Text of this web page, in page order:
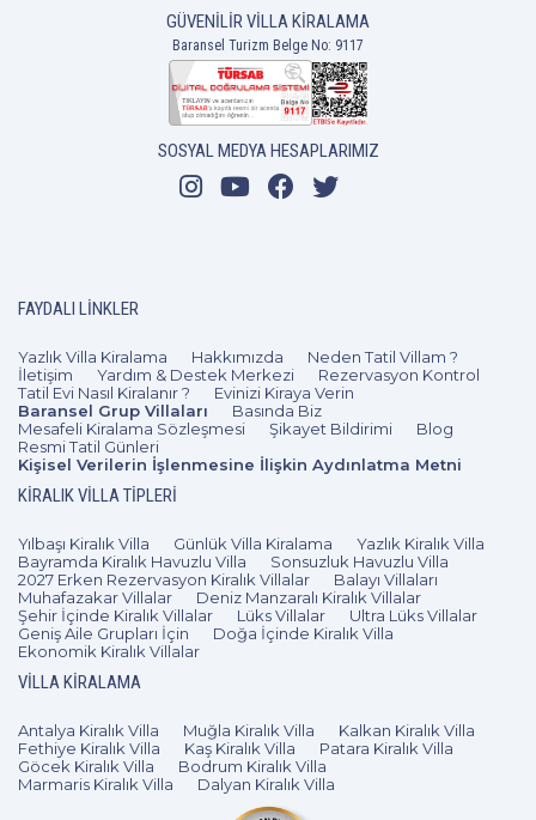
GÜVENILIR VILLA KIRALAMA
Baransel Turizm Belge No: 9117
SOSYAL MEDYA HESAPLARIMIZ
FAYDALI LINKLER
Yazlık Villa Kiralama Hakkımızda
Neden Tatil Villam ?
İletişim
Yardım & Destek Merkezi
Rezervasyon Kontrol
Tatil Evi Nasıl Kiralanır ?
Evinizi Kiraya Verin
Baransel Grup Villaları
Basında Biz
Mesafeli Kiralama Sözleşmesi
Şikayet Bildirimi
Blog
Resmi Tatil Günleri
Kişisel Verilerin İşlenmesine İlişkin Aydınlatma Metni
KIRALIK VILLA TIPLERI
Yılbaşı Kiralık Villa Günlük Villa Kiralama
Yazlık Kiralık Villa
Bayramda Kiralık Havuzlu Villa
Sonsuzluk Havuzlu Villa
2027 Erken Rezervasyon Kiralık Villalar
Balayı Villaları
Muhafazakar Villalar
Deniz Manzaralı Kiralık Villalar
Şehir İçinde Kiralık Villalar
Lüks Villalar
Ultra Lüks Villalar
Geniş Aile Grupları İçin
Doğa İçinde Kiralık Villa
Ekonomik Kiralık Villalar
VILLA KIRALAMA
Antalya Kiralık Villa Muğla Kiralık Villa
Kalkan Kiralık Villa
Fethiye Kiralık Villa
Kaş Kiralık Villa
Patara Kiralık Villa
Göcek Kiralık Villa
Bodrum Kiralık Villa
Marmaris Kiralık Villa
Dalyan Kiralık Villa